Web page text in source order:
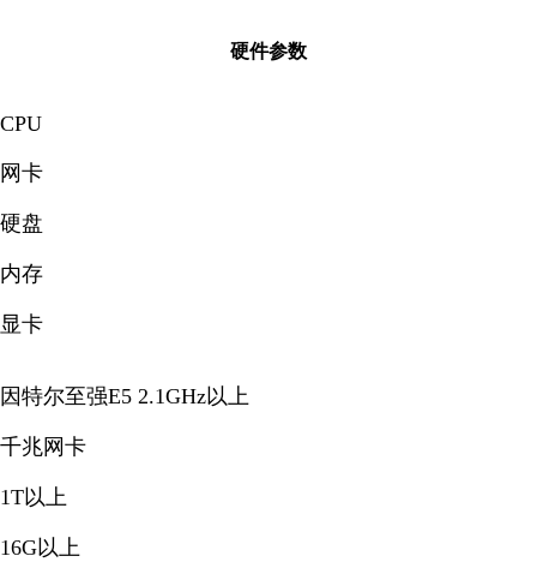
硬件参数
CPU
网卡
硬盘
内存
显卡
因特尔至强E5 2.1GHz以上
千兆网卡
1T以上
16G以上